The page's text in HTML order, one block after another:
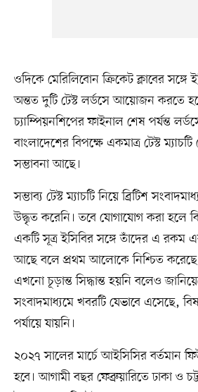
ওদিকে মেরিলিবোন ক্রিকেট ক্লাবের
অন্তত দুটি টেস্ট লর্ডসে আয়োজন করতে
চ্যাম্পিয়নশিপের ফাইনাল শেষ পর্যন্ত
বাংলাদেশের বিপক্ষে একমাত্র টেস্ট
সম্ভাবনা আছে।
সম্ভাব্য টেস্ট ম্যাচটি নিয়ে ব্রিটিশ
উদ্ধৃত করেনি। তবে যোগাযোগ করা হলে
একটি সূত্র ইসিবির সঙ্গে তাঁদের এ
আছে বলে প্রথম আলোকে নিশ্চিত
এখনো চূড়ান্ত সিদ্ধান্ত হয়নি বলেও
সংবাদমাধ্যমে খবরটি যেভাবে এসেছে,
পর্যায়ে যায়নি।
২০২৭ সালের মার্চে আইসিসির বর্তমান
হবে। আগামী বছর ফেব্রুয়ারিতে ঢাকা ও